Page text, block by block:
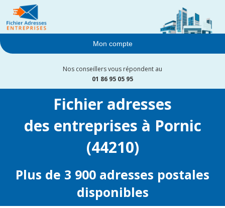
Mon compte
Nos conseillers vous répondent au
01 86 95 05 95
Fichier adresses
des entreprises à Pornic
(44210)
Plus de 3 900 adresses postales
disponibles